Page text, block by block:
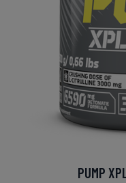
PUMP